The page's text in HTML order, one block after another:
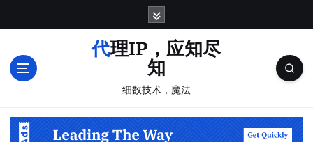
代理IP，应知尽
知
细数技术，魔法